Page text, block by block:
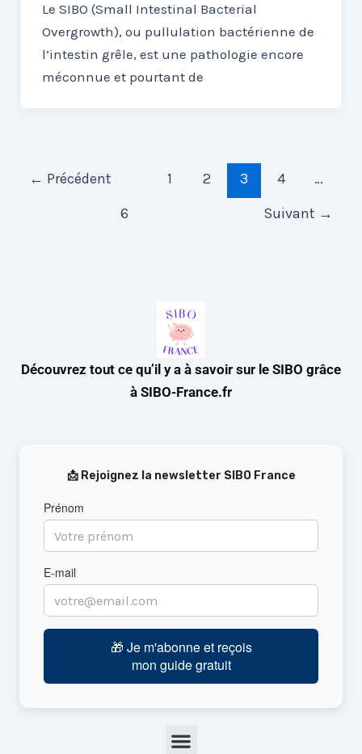
Le SIBO (Small Intestinal Bacterial
Overgrowth), ou pullulation bactérienne de
l’intestin grêle, est une pathologie encore
méconnue et pourtant de
← Précédent 1 2 3 4
…
6
Suivant →
Découvrez tout ce qu’il y a à savoir sur le SIBO grâce
à SIBO-France.fr
📩 Rejoignez la newsletter SIBO France
Prénom
E-mail
🎁 Je m'abonne et reçois
mon guide gratuit
Menu